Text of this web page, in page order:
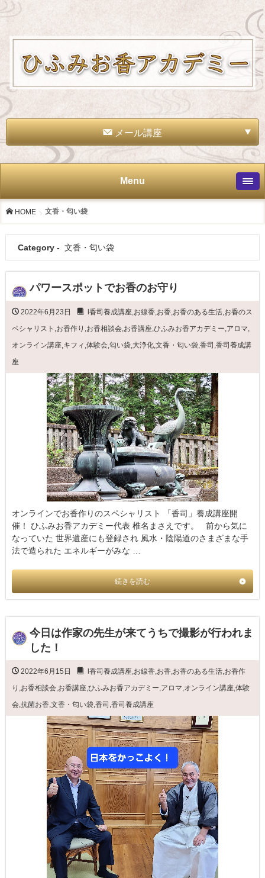
メール講座
Menu
HOME 文香・匂い袋
Category - 文香・匂い袋
パワースポットでお香のお守り
2022年6月23日 l香司養成講座,お線香,お香,お香のある生活,お香のス
ペシャリスト ,お香作り ,お香相談会,お香講座,ひふみお香アカデミー,アロマ,
オンライン講座,キフィ ,体験会,匂い袋,大浄化,文香・匂い袋,香司 ,香司養成講
座
オンラインでお香作りのスペシャリスト 「香司」養成講座開
催！ ひふみお香アカデミー代表 椎名まさえです。 前から気に
なっていた 世界遺産にも登録され 風水・陰陽道のさまざまな手
法で造られた エネルギーがみな …
続きを読む
今日は作家の先生が来てうちで撮影が行われま
した！
2022年6月15日 l香司養成講座 お線香 お香 お香のある生活 お香作
り お香相談会 お香講座 ひふみお香アカデミー アロマ オンライン講座 体験
会 抗菌お香 文香・匂い袋 香司 香司養成講座